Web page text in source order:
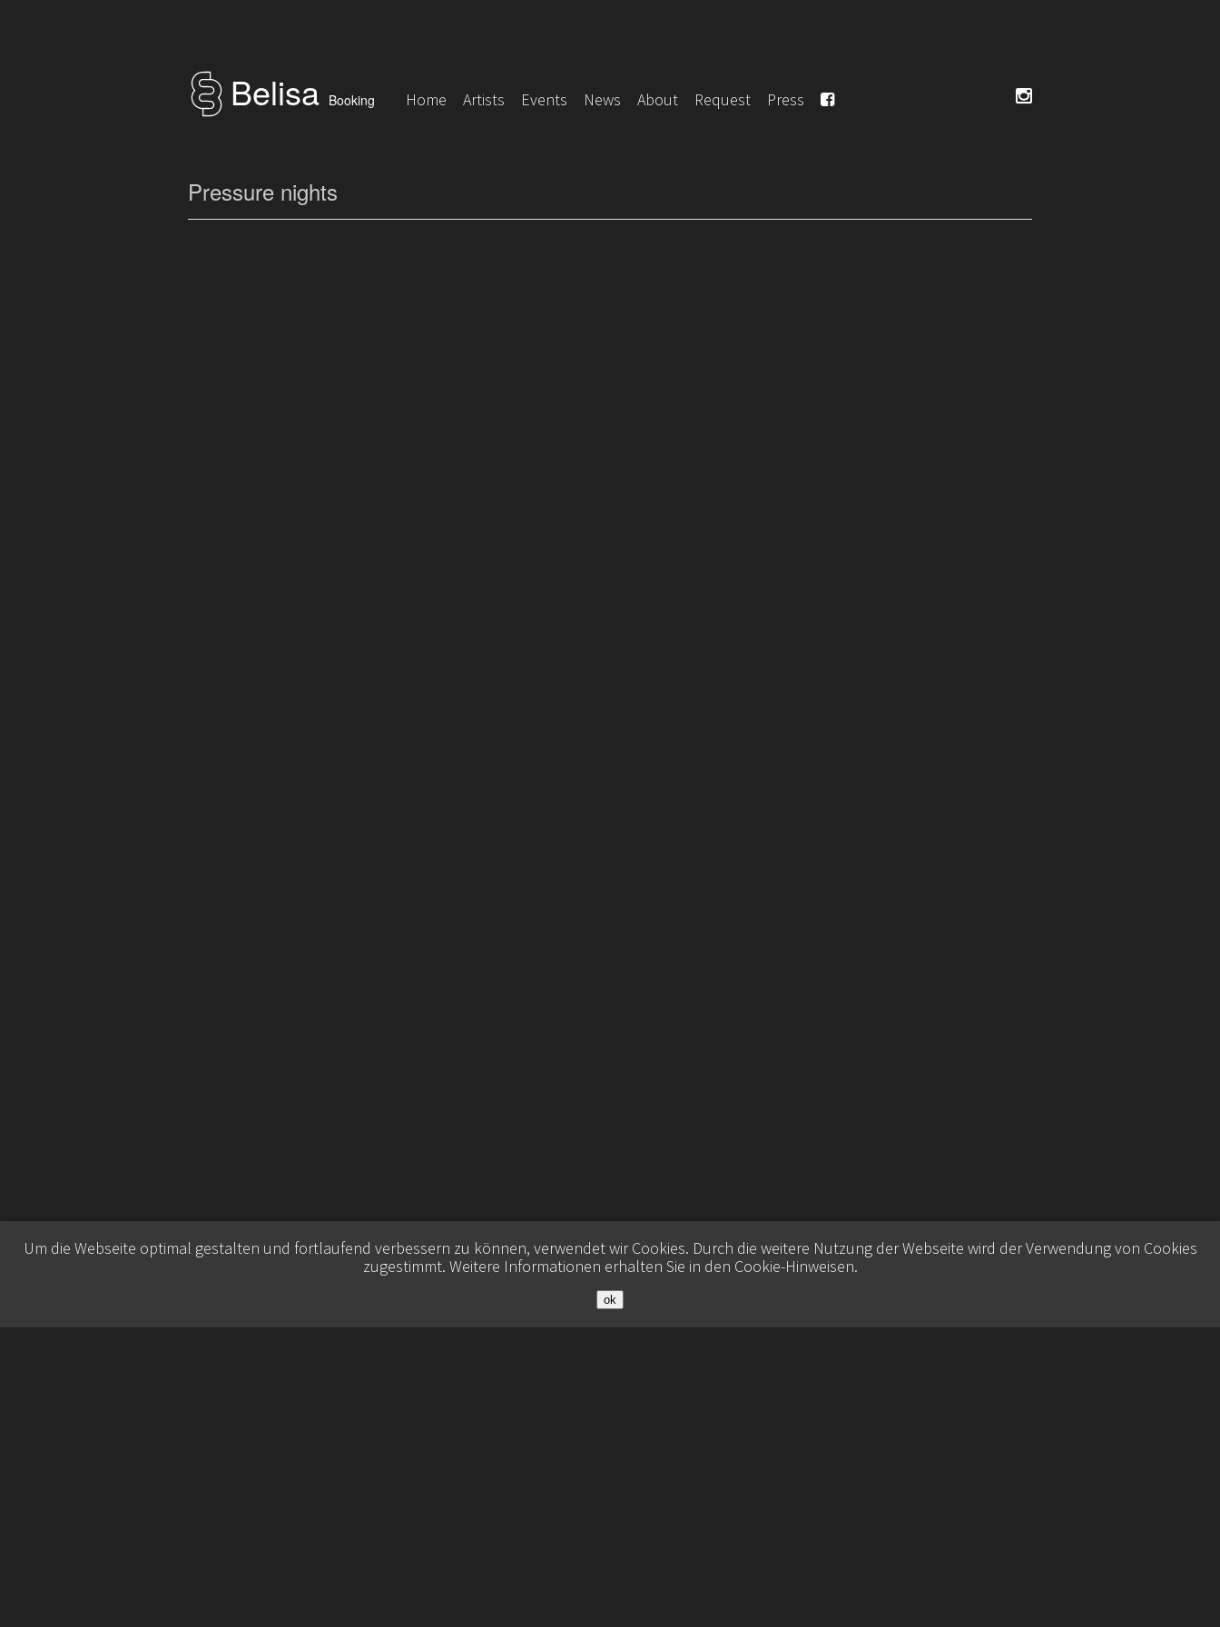
Belisa Booking Home Artists Events News About Request Press
Pressure nights
Um die Webseite optimal gestalten und fortlaufend verbessern zu können, verwendet wir Cookies. Durch die weitere Nutzung der Webseite wird der Verwendung von Cookies
zugestimmt. Weitere Informationen erhalten Sie in den Cookie-Hinweisen.
ok